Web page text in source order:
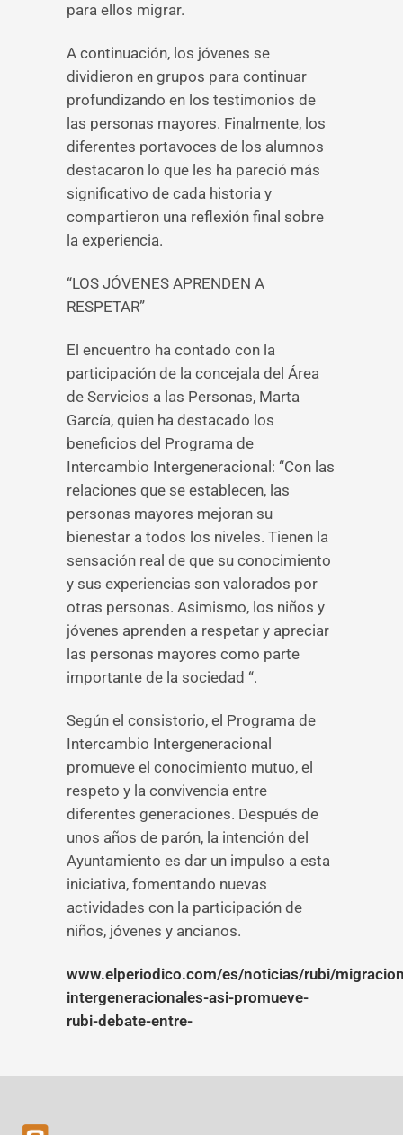
para ellos migrar.
A continuación, los jóvenes se
dividieron en grupos para continuar
profundizando en los testimonios de
las personas mayores. Finalmente, los
diferentes portavoces de los alumnos
destacaron lo que les ha pareció más
significativo de cada historia y
compartieron una reflexión final sobre
la experiencia.
“LOS JÓVENES APRENDEN A
RESPETAR”
El encuentro ha contado con la
participación de la concejala del Área
de Servicios a las Personas, Marta
García, quien ha destacado los
beneficios del Programa de
Intercambio Intergeneracional: “Con las
relaciones que se establecen, las
personas mayores mejoran su
bienestar a todos los niveles. Tienen la
sensación real de que su conocimiento
y sus experiencias son valorados por
otras personas. Asimismo, los niños y
jóvenes aprenden a respetar y apreciar
las personas mayores como parte
importante de la sociedad “.
Según el consistorio, el Programa de
Intercambio Intergeneracional
promueve el conocimiento mutuo, el
respeto y la convivencia entre
diferentes generaciones. Después de
unos años de parón, la intención del
Ayuntamiento es dar un impulso a esta
iniciativa, fomentando nuevas
actividades con la participación de
niños, jóvenes y ancianos.
www.elperiodico.com/es/noticias/rubi/
intergeneracionales-asi-promueve-
rubi-debate-entre-